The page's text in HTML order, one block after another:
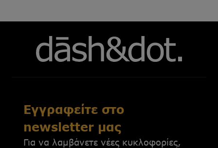
Εγγραφείτε στο
newsletter μας
Για να λαμβάνετε νέες κυκλοφορίες,